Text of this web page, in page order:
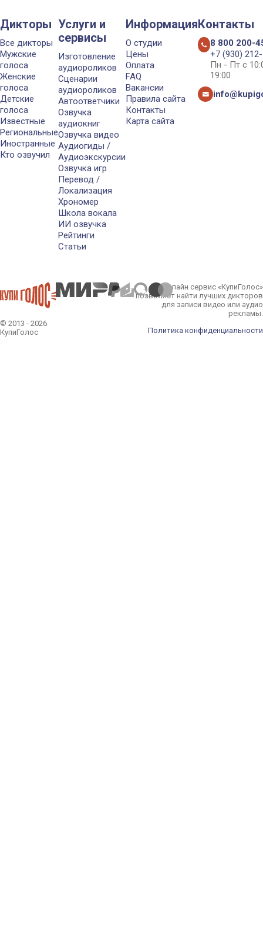
Дикторы
Все дикторы
Мужские
голоса
Женские
голоса
Детские
голоса
Известные
Региональные
Иностранные
Кто озвучил
Услуги и
сервисы
Изготовление
аудиороликов
Сценарии
аудиороликов
Автоответчики
Озвучка
аудиокниг
Озвучка видео
Аудиогиды /
Аудиоэкскурсии
Озвучка игр
Перевод /
Локализация
Хрономер
Школа вокала
ИИ озвучка
Рейтинги
Статьи
Информация
О студии
Цены
Оплата
FAQ
Вакансии
Правила сайта
Контакты
Карта сайта
Контакты
8 800 200-
+7 (930)
Пн - Пт с
19:00
© 2013 - 2026
КупиГолос
Онлайн сервис «КупиГолос»
позволяет найти лучших дикторов
для записи видео или аудио
рекламы.
Политика конфиденциальности